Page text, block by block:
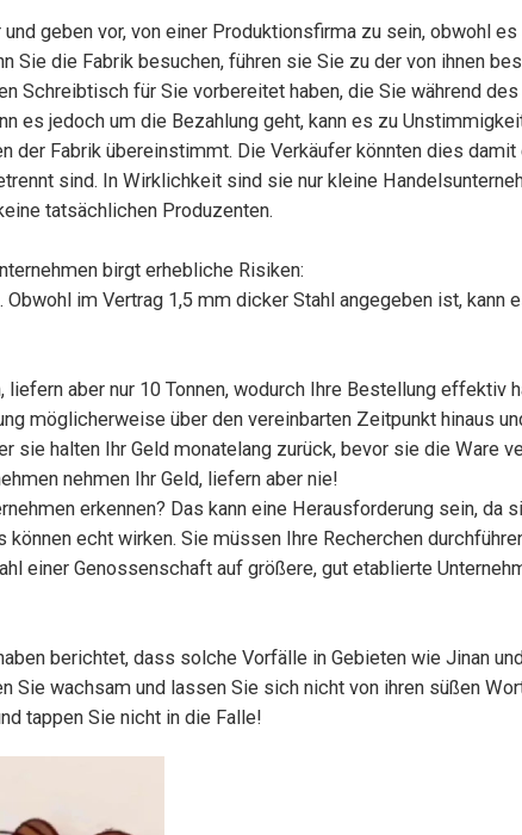
geben vor, von einer Produktionsfirma zu sein, obwohl
Sie die Fabrik besuchen, führen sie Sie zu der von ihnen
Schreibtisch für Sie vorbereitet haben, die Sie während
es jedoch um die Bezahlung geht, kann es zu
der Fabrik übereinstimmt. Die Verkäufer könnten dies damit
sind. In Wirklichkeit sind sie nur kleine
tatsächlichen Produzenten.
birgt erhebliche Risiken:
Obwohl im Vertrag 1,5 mm dicker Stahl angegeben ist, kann
liefern aber nur 10 Tonnen, wodurch Ihre Bestellung effektiv
möglicherweise über den vereinbarten Zeitpunkt hinaus
sie halten Ihr Geld monatelang zurück, bevor sie die Ware
nehmen Ihr Geld, liefern aber nie!
erkennen? Das kann eine Herausforderung sein, da
echt wirken. Sie müssen Ihre Recherchen
einer Genossenschaft auf größere, gut etablierte
berichtet, dass solche Vorfälle in Gebieten wie Jinan
Sie wachsam und lassen Sie sich nicht von ihren süßen
tappen Sie nicht in die Falle!